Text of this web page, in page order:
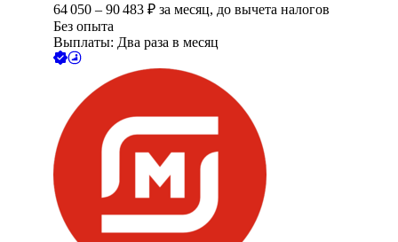
64 050 – 90 483 ₽ за месяц, до вычета налогов
Без опыта
Выплаты: Два раза в месяц